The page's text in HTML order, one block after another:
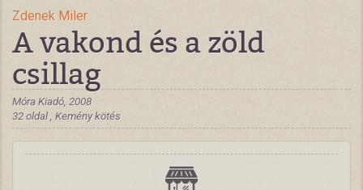
Zdenek Miler
A vakond és a zöld
csillag
Móra Kiadó, 2008
32 oldal , Kemény kötés